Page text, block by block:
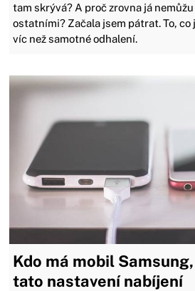
tam skrývá? A proč zrovna já
ostatními? Začala jsem pátrat. To, co
víc než samotné odhalení.
Kdo má mobil
tato nastavení nabíjení